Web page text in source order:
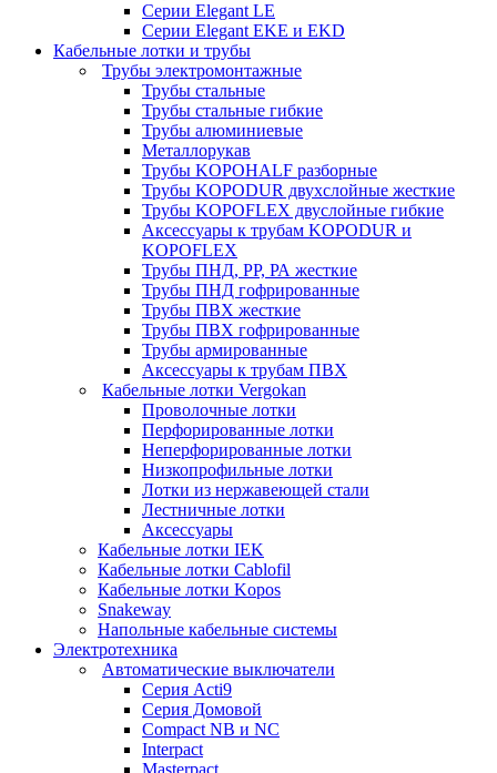
Серии Elegant LE
Серии Elegant EKE и EKD
Кабельные лотки и трубы
Трубы электромонтажные
Трубы стальные
Трубы стальные гибкие
Трубы алюминиевые
Металлорукав
Трубы KOPOHALF разборные
Трубы KOPODUR двухслойные жесткие
Трубы KOPOFLEX двуслойные гибкие
Аксессуары к трубам KOPODUR и
KOPOFLEX
Трубы ПНД, РР, РА жесткие
Трубы ПНД гофрированные
Трубы ПВХ жесткие
Трубы ПВХ гофрированные
Трубы армированные
Аксессуары к трубам ПВХ
Кабельные лотки Vergokan
Проволочные лотки
Перфорированные лотки
Неперфорированные лотки
Низкопрофильные лотки
Лотки из нержавеющей стали
Лестничные лотки
Аксессуары
Кабельные лотки IEK
Кабельные лотки Cablofil
Кабельные лотки Kopos
Snakeway
Напольные кабельные системы
Электротехника
Автоматические выключатели
Серия Acti9
Серия Домовой
Compact NB и NC
Interpact
Masterpact